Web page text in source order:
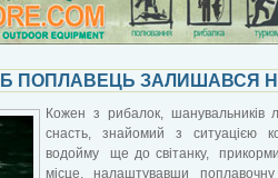
ПОПЛАВЕЦЬ ЗАЛИШАВСЯ
Кожен з рибалок, шанувальників
снасть, знайомий з ситуацією
водойму ще до світанку,
місце, налаштувавши